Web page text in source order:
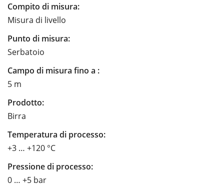
Compito di misura:
Misura di livello
Punto di misura:
Serbatoio
Campo di misura fino a :
5 m
Prodotto:
Birra
Temperatura di processo:
+3 … +120 °C
Pressione di processo:
0 … +5 bar